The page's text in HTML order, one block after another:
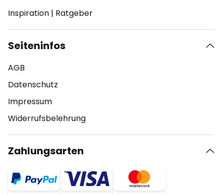
Inspiration | Ratgeber
Seiteninfos
AGB
Datenschutz
Impressum
Widerrufsbelehrung
Zahlungsarten